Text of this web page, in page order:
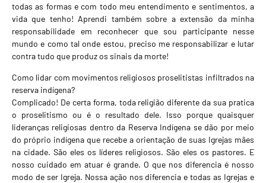
todas as formas e com todo meu entendimento e sentimentos, a
vida que tenho! Aprendi também sobre a extensão da minha
responsabilidade em reconhecer que sou participante nesse
mundo e como tal onde estou, preciso me responsabilizar e lutar
contra tudo que produz os sinais da morte!
Como lidar com movimentos religiosos proselitistas infiltrados na
reserva indígena?
Complicado! De certa forma, toda religião diferente da sua pratica
o proselitismo ou é o resultado dele. Isso porque quaisquer
lideranças religiosas dentro da Reserva Indígena se dão por meio
do próprio indígena que recebe a orientação de suas Igrejas mães
na cidade. São eles os líderes religiosos. São eles os pastores. E
nosso cuidado em atuar é grande. O que nos diferencia é nosso
modo de ser Igreja. Nossa ação nos diferencia e todas as Igrejas e